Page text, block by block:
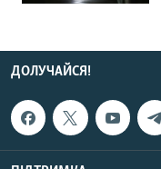
ДОЛУЧАЙСЯ!